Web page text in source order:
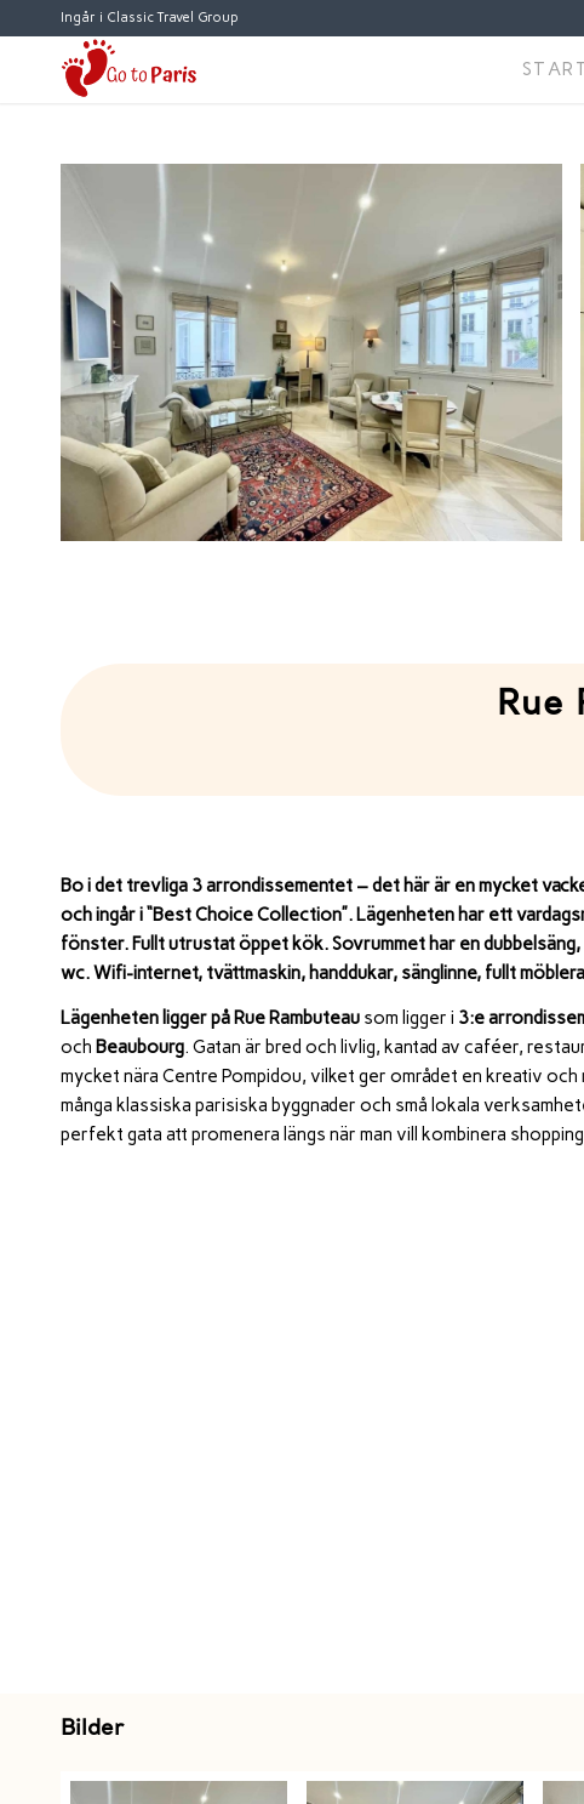
Ingår i Classic Travel Group
Rue
Bo i det trevliga 3 arrondissementet – det här är en mycket
och ingår i “Best Choice Collection”. Lägenheten har ett
fönster. Fullt utrustat öppet kök. Sovrummet har en
wc. Wifi-internet, tvättmaskin, handdukar, sänglinne, fullt
Lägenheten ligger på Rue Rambuteau som ligger i 3:e
och Beaubourg. Gatan är bred och livlig, kantad av caféer,
mycket nära Centre Pompidou, vilket ger området en kreativ
många klassiska parisiska byggnader och små lokala
perfekt gata att promenera längs när man vill kombinera
Bilder